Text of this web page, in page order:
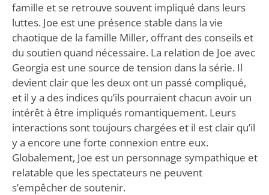
famille et se retrouve souvent impliqué dans leurs
luttes. Joe est une présence stable dans la vie
chaotique de la famille Miller, offrant des conseils et
du soutien quand nécessaire. La relation de Joe avec
Georgia est une source de tension dans la série. Il
devient clair que les deux ont un passé compliqué,
et il y a des indices qu’ils pourraient chacun avoir un
intérêt à être impliqués romantiquement. Leurs
interactions sont toujours chargées et il est clair qu’il
y a encore une forte connexion entre eux.
Globalement, Joe est un personnage sympathique et
relatable que les spectateurs ne peuvent
s’empêcher de soutenir.